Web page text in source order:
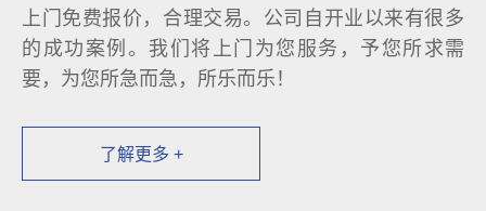
上门免费报价，合理交易。公司自开业以来有很多
的成功案例。我们将上门为您服务，予您所求需
要，为您所急而急，所乐而乐！
了解更多 +